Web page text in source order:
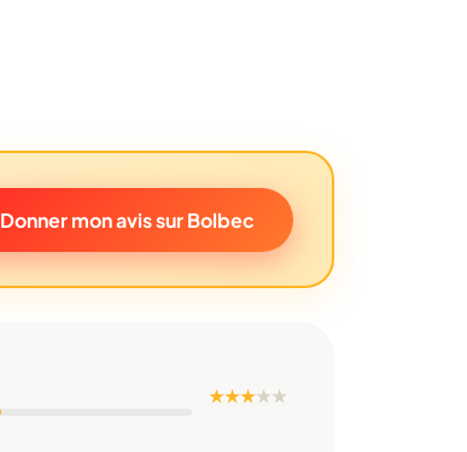
Donner mon avis sur Bolbec
★ ★ ★★★